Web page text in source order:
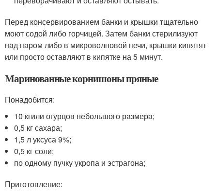
Перед консервированием банки и крышки тщательно
моют содой либо горчицей. Затем банки стерилизуют
над паром либо в микроволновой печи, крышки кипятят
или просто оставляют в кипятке на 5 минут.
Маринованные корнишоны пряные
Понадобится:
10 кгили огурцов небольшого размера;
0,5 кг сахара;
1,5 л уксуса 9%;
0,5 кг соли;
по одному пучку укропа и эстрагона;
Приготовление: